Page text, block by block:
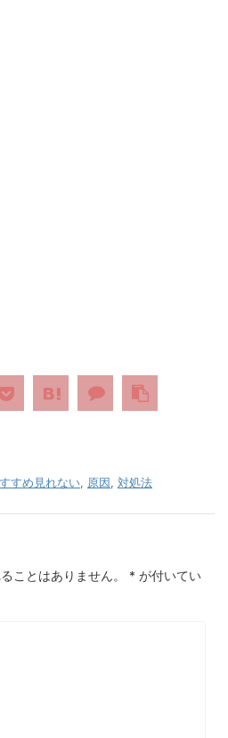
すめ見れない, 原因, 対処法
ことはありません。 * が付いてい